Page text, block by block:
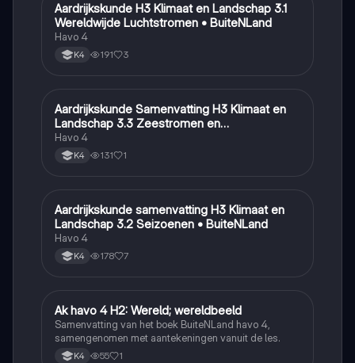
Aardrijkskunde
Aardrijkskunde H3 Klimaat en Landschap 3.1
Wereldwijde Luchtstromen • BuiteNLand
Havo 4
K4 191 3
Aardrijkskunde
Aardrijkskunde Samenvatting H3 Klimaat en
Landschap 3.3 Zeestromen en
Klimaatgebieden • BuiteNLand
Havo 4
K4 131 1
Aardrijkskunde
Aardrijkskunde samenvatting H3 Klimaat en
Landschap 3.2 Seizoenen • BuiteNLand
Havo 4
K4 178 7
Aardrijkskunde
Ak havo 4 H2: Wereld; wereldbeeld
Samenvatting van het boek BuiteNLand havo 4,
samengenomen met aantekeningen vanuit de les.
K4 55 1